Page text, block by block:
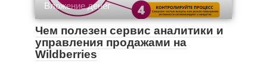
Вложение денег
Чем полезен сервис аналитики и
управления продажами на
Wildberries